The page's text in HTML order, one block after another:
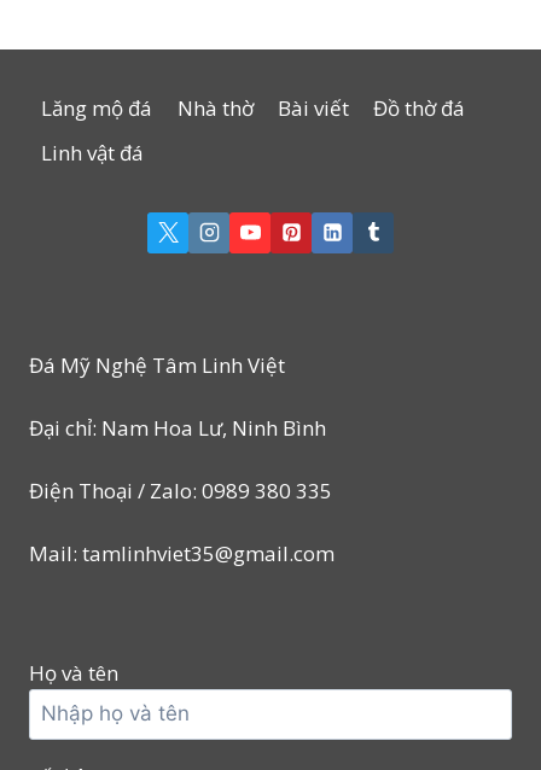
Lăng mộ đá Nhà thờ Bài viết
Đồ thờ đá
Linh vật đá
Đá Mỹ Nghệ Tâm Linh Việt
Đại chỉ: Nam Hoa Lư, Ninh Bình
Điện Thoại / Zalo: 0989 380 335
Mail: tamlinhviet35@gmail.com
Họ và tên